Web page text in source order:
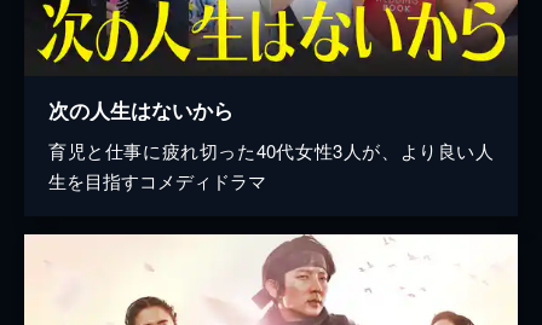
次の人生はないから
育児と仕事に疲れ切った40代女性3人が、より良い人
生を目指すコメディドラマ